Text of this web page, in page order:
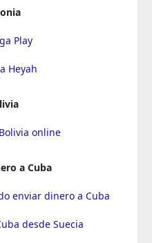
Play
Heyah
online
a Cuba
enviar dinero a Cuba
desde Suecia